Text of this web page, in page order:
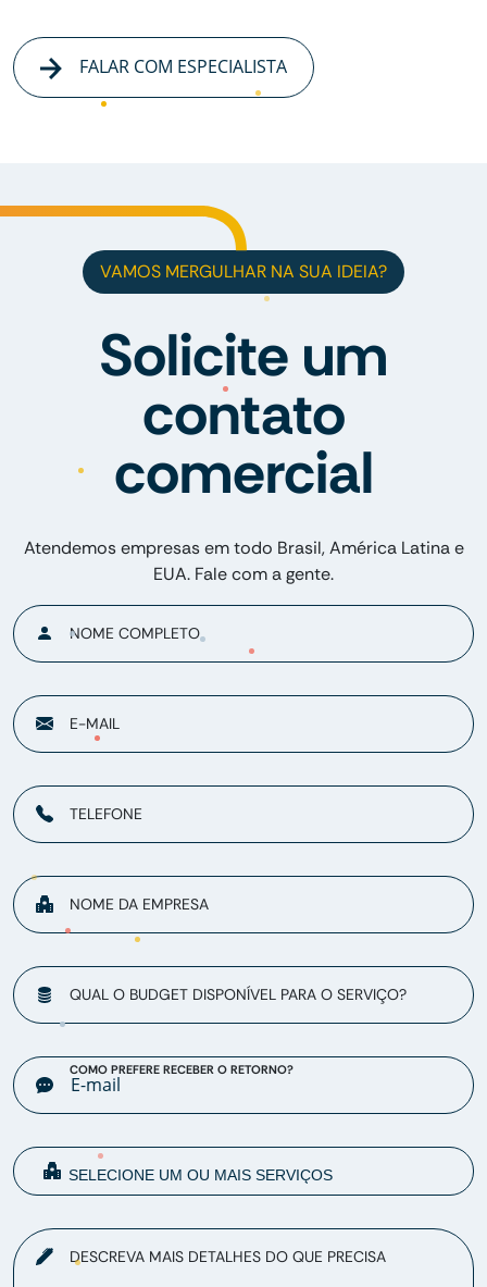
FALAR COM ESPECIALISTA
VAMOS MERGULHAR NA SUA IDEIA?
Solicite um
contato
comercial
Atendemos empresas em todo Brasil, América Latina e
EUA. Fale com a gente.
NOME COMPLETO
E-MAIL
TELEFONE
NOME DA EMPRESA
QUAL O BUDGET DISPONÍVEL PARA O SERVIÇO?
COMO PREFERE RECEBER O RETORNO?
DESCREVA MAIS DETALHES DO QUE PRECISA